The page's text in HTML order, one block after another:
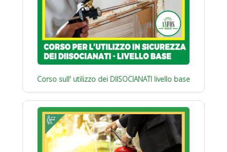
Corso sull' utilizzo dei DIISOCIANATI livello base